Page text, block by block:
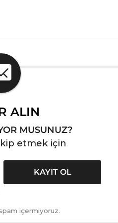
ALIN
MUSUNUZ?
etmek için
içermiyoruz.